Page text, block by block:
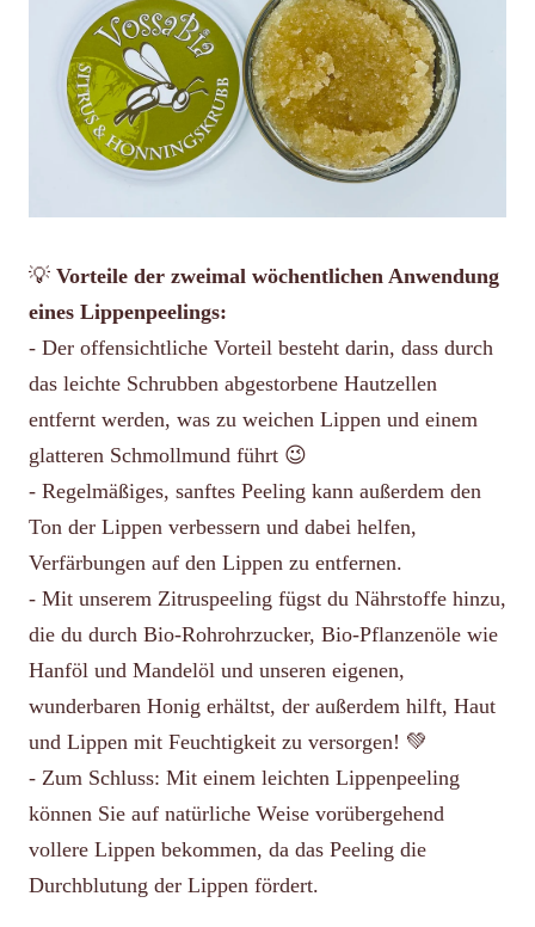
💡 Vorteile der zweimal wöchentlichen Anwendung
eines Lippenpeelings:
- Der offensichtliche Vorteil besteht darin, dass durch
das leichte Schrubben abgestorbene Hautzellen
entfernt werden, was zu weichen Lippen und einem
glatteren Schmollmund führt 😉
- Regelmäßiges, sanftes Peeling kann außerdem den
Ton der Lippen verbessern und dabei helfen,
Verfärbungen auf den Lippen zu entfernen.
- Mit unserem Zitruspeeling fügst du Nährstoffe hinzu,
die du durch Bio-Rohrohrzucker, Bio-Pflanzenöle wie
Hanföl und Mandelöl und unseren eigenen,
wunderbaren Honig erhältst, der außerdem hilft, Haut
und Lippen mit Feuchtigkeit zu versorgen! 💚
- Zum Schluss: Mit einem leichten Lippenpeeling
können Sie auf natürliche Weise vorübergehend
vollere Lippen bekommen, da das Peeling die
Durchblutung der Lippen fördert.